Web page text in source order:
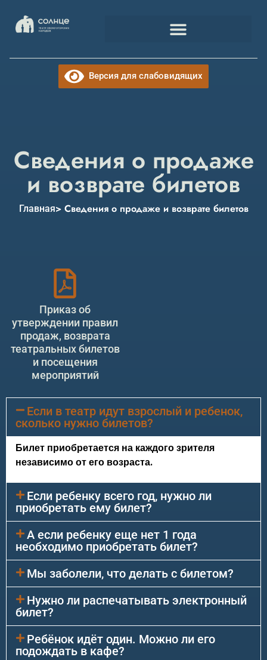
Версия для слабовидящих
Сведения о продаже
и возврате билетов
Главная> Сведения о продаже и возврате билетов
Приказ об
утверждении правил
продаж, возврата
театральных билетов
и посещения
мероприятий
Если в театр идут взрослый и ребенок,
сколько нужно билетов?
Билет приобретается на каждого зрителя
независимо от его возраста.
Если ребенку всего год, нужно ли
приобретать ему билет?
А если ребенку еще нет 1 года
необходимо приобретать билет?
Мы заболели, что делать с билетом?
Нужно ли распечатывать электронный
билет?
Ребёнок идёт один. Можно ли его
подождать в кафе?